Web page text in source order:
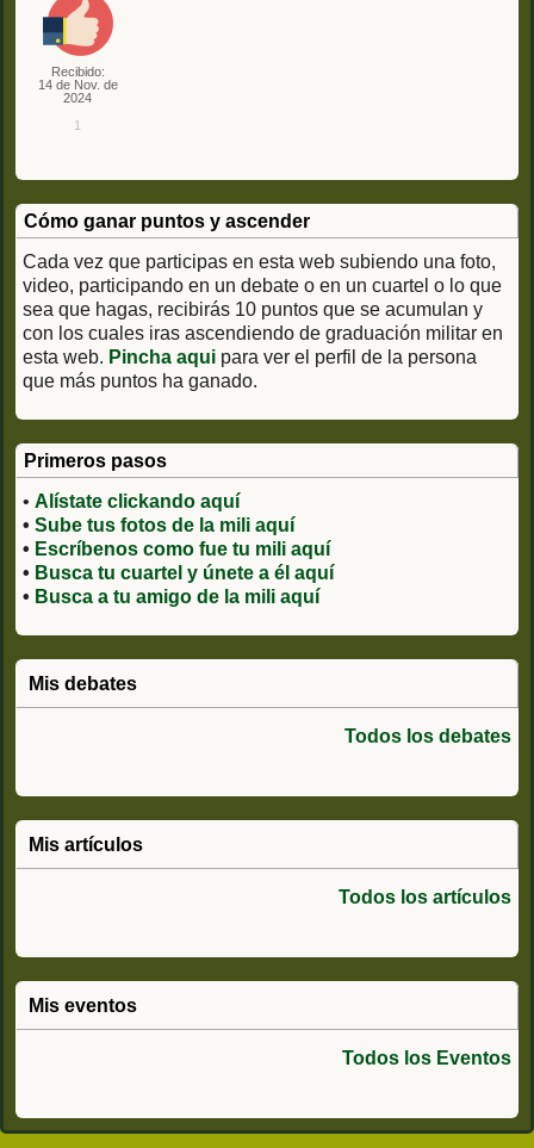
Recibido:
14 de Nov. de
2024
1
Cómo ganar puntos y ascender
Cada vez que participas en esta web subiendo una foto,
video, participando en un debate o en un cuartel o lo que
sea que hagas, recibirás 10 puntos que se acumulan y
con los cuales iras ascendiendo de graduación militar en
esta web. Pincha aqui para ver el perfil de la persona
que más puntos ha ganado.
Primeros pasos
• Alístate clickando aquí
• Sube tus fotos de la mili aquí
• Escríbenos como fue tu mili aquí
• Busca tu cuartel y únete a él aquí
• Busca a tu amigo de la mili aquí
Mis debates
Todos los debates
Mis artículos
Todos los artículos
Mis eventos
Todos los Eventos